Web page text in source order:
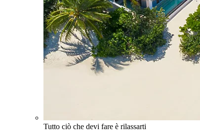
Tutto ciò che devi fare è rilassarti